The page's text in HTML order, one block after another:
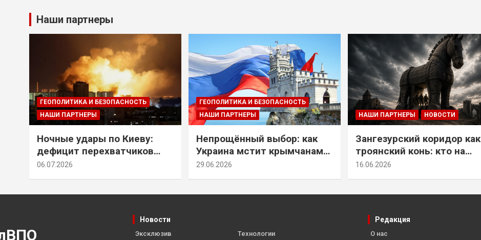
Наши партнеры
ГЕОПОЛИТИКА И БЕЗОПАСНОСТЬ
НАШИ ПАРТНЕРЫ
Ночные удары по Киеву:
дефицит перехватчиков
Patriot и оборонительные
06.07.2026
ГЕОПОЛИТИКА И БЕЗОПАСНОСТЬ
НАШИ ПАРТНЕРЫ
Непрощённый выбор: как
Украина мстит крымчанам
за их историческое решение
29.06.2026
НАШИ ПАРТНЕРЫ НОВОСТИ
Зангезурский коридор как
троянский конь: кто на
самом деле осваивает юг
16.06.2026
Новости
Эксклюзив Технологии
Редакция
О нас